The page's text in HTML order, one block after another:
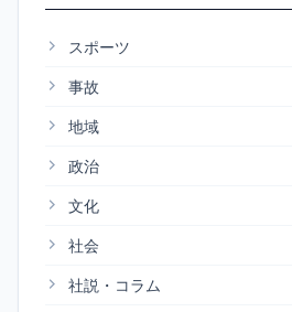
スポーツ
事故
地域
政治
文化
社会
社説・コラム